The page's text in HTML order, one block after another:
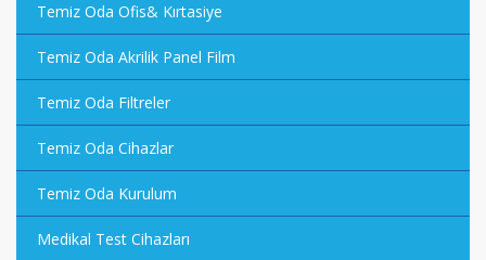
Temiz Oda Ofis& Kırtasiye
Temiz Oda Akrilik Panel Film
Temiz Oda Filtreler
Temiz Oda Cihazlar
Temiz Oda Kurulum
Medikal Test Cihazları